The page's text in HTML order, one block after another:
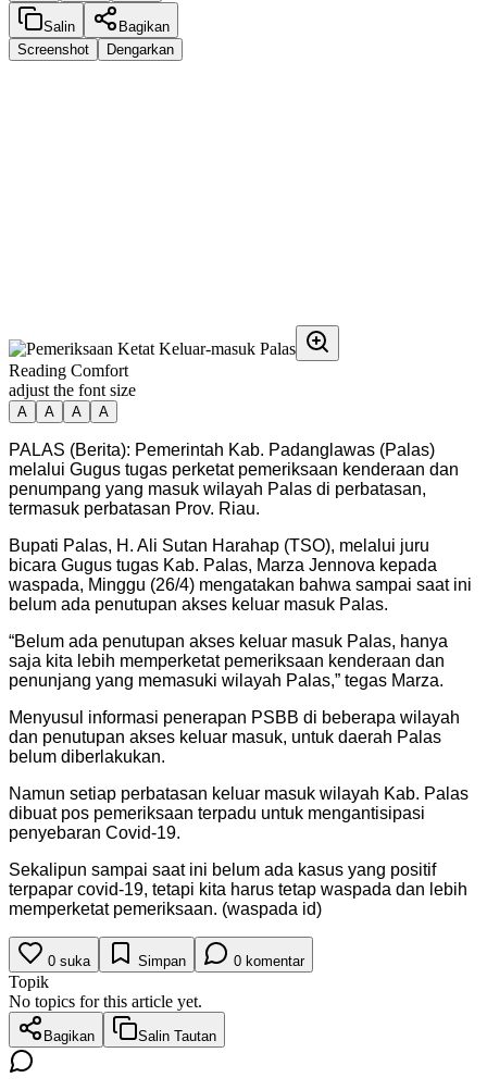
Salin
Bagikan
Screenshot
Dengarkan
Reading Comfort
adjust the font size
A A A A
PALAS (Berita): Pemerintah Kab. Padanglawas (Palas)
melalui Gugus tugas perketat pemeriksaan kenderaan dan
penumpang yang masuk wilayah Palas di perbatasan,
termasuk perbatasan Prov. Riau.
Bupati Palas, H. Ali Sutan Harahap (TSO), melalui juru
bicara Gugus tugas Kab. Palas, Marza Jennova kepada
waspada, Minggu (26/4) mengatakan bahwa sampai saat ini
belum ada penutupan akses keluar masuk Palas.
“Belum ada penutupan akses keluar masuk Palas, hanya
saja kita lebih memperketat pemeriksaan kenderaan dan
penunjang yang memasuki wilayah Palas,” tegas Marza.
Menyusul informasi penerapan PSBB di beberapa wilayah
dan penutupan akses keluar masuk, untuk daerah Palas
belum diberlakukan.
Namun setiap perbatasan keluar masuk wilayah Kab. Palas
dibuat pos pemeriksaan terpadu untuk mengantisipasi
penyebaran Covid-19.
Sekalipun sampai saat ini belum ada kasus yang positif
terpapar covid-19, tetapi kita harus tetap waspada dan lebih
memperketat pemeriksaan. (waspada id)
0 suka Simpan 0 komentar
Topik
No topics for this article yet.
Bagikan Salin Tautan